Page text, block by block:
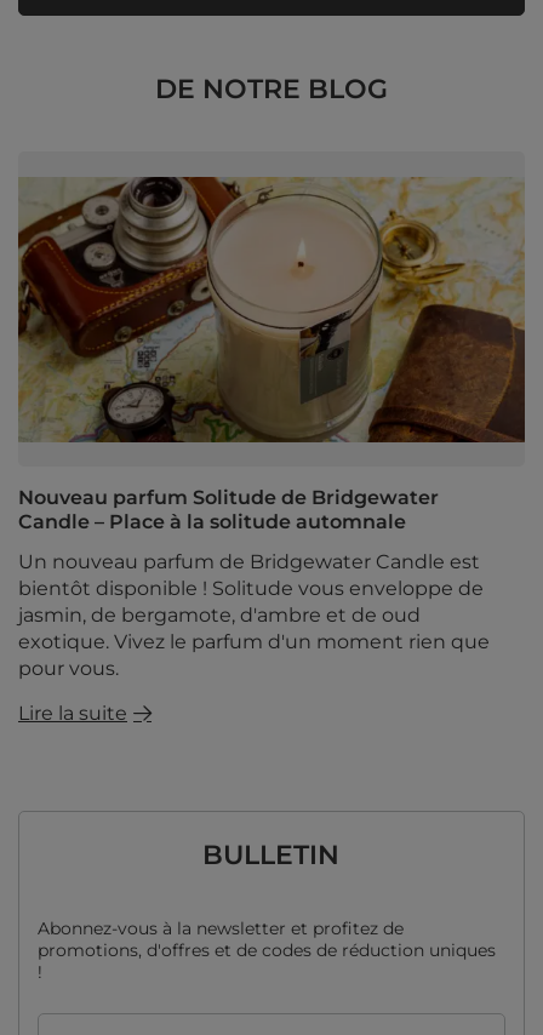
DE NOTRE BLOG
Nouveau parfum Solitude de Bridgewater
Candle – Place à la solitude automnale
Un nouveau parfum de Bridgewater Candle est
bientôt disponible ! Solitude vous enveloppe de
jasmin, de bergamote, d'ambre et de oud
exotique. Vivez le parfum d'un moment rien que
pour vous.
Lire la suite
BULLETIN
Abonnez-vous à la newsletter et profitez de
promotions, d'offres et de codes de réduction uniques
!